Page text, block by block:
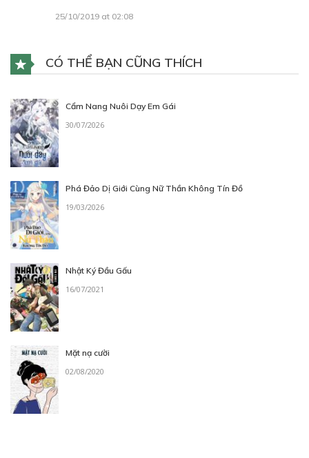
25/10/2019 at 02:08
CÓ THỂ BẠN CŨNG THÍCH
Cẩm Nang Nuôi Dạy Em Gái
30/07/2026
Phá Đảo Dị Giới Cùng Nữ Thần Không Tín Đồ
19/03/2026
Nhật Ký Đầu Gấu
16/07/2021
Mặt nạ cười
02/08/2020